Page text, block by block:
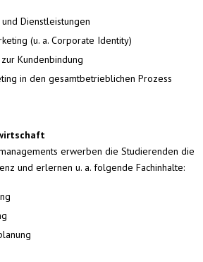
Dienstleistungen
(u. a. Corporate Identity)
Kundenbindung
in den gesamtbetrieblichen Prozess
erwerben die Studierenden die
und erlernen u. a. folgende Fachinhalte: